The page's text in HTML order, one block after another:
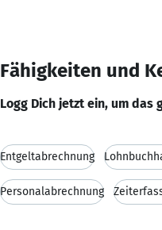
Fähigkeiten und
Logg Dich jetzt ein, um das
Entgeltabrechnung
Personalabrechnung